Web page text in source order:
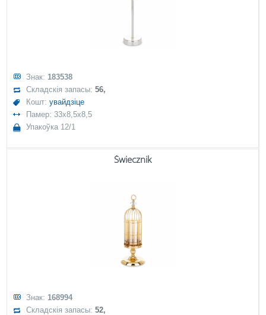
Знак: 183538
Складскія запасы:56,
Кошт:увайдзіце
Памер: 33x8,5x8,5
Упакоўка 12/1
Świecznik
Знак: 168994
Складскія запасы:52,